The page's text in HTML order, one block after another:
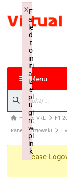
Menu
Forum VRL
F1
Panel Sędziowski
|
Please
F
ai
le
d
t
o
in
iti
al
iz
e
pl
u
gi
n:
w
pl
in
k
×
Failed to